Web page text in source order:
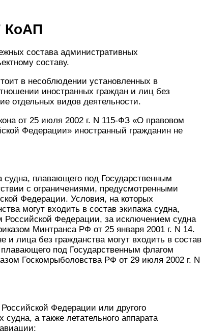
КоАП
состава административных
составу.
в несоблюдении установленных в
иностранных граждан и лиц без
отдельных видов деятельности.
от 25 июля 2002 г. N 115-ФЗ «О правовом
Федерации» иностранный гражданин не
плавающего под Государственным
с ограничениями, предусмотренными
Федерации. Условия, на которых
могут входить в состав экипажа судна,
Федерации, за исключением судна
Минтранса РФ от 25 января 2001 г. N 14.
и лица без гражданства могут входить в состав
под Государственным флагом
Госкомрыболовства РФ от 29 июля 2002 г. N
Федерации или другого
а также летательного аппарата